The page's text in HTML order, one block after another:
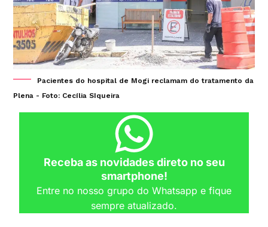
Pacientes do hospital de Mogi reclamam do tratamento da
Plena - Foto: Cecília SIqueira
Receba as novidades direto no seu
smartphone!
Entre no nosso grupo do Whatsapp e fique
sempre atualizado.